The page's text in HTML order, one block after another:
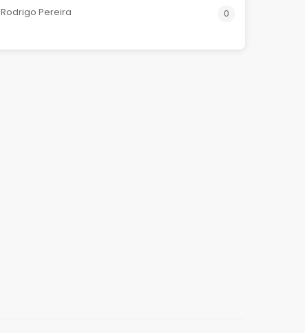
Rodrigo Pereira 0